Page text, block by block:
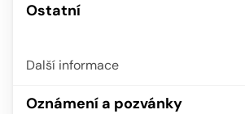
Ostatní
Další informace
Oznámení a pozvánky